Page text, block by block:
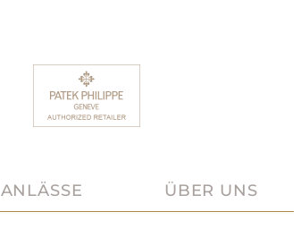
ANLÄSSE ÜBER UNS